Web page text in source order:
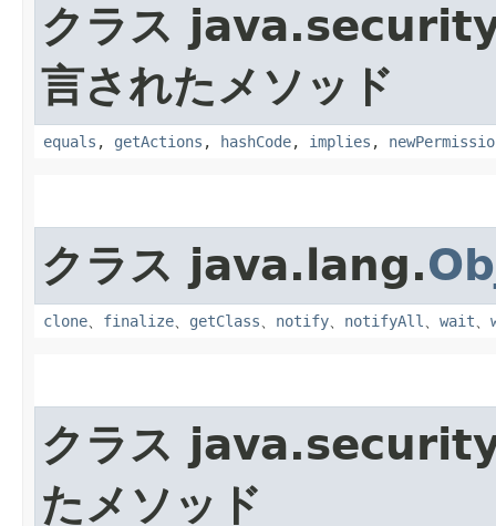
クラス
言されたメソッド
equals , getActions , hashCode, implies ,
クラス java.lang.
clone、 finalize、 getClass、 notify、 notifyAll、 wait、
クラス
たメソッド